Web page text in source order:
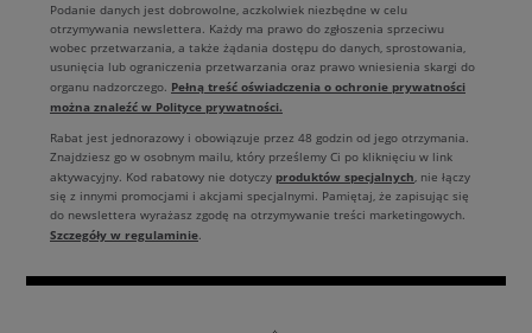
Podanie danych jest dobrowolne, aczkolwiek niezbędne w celu
otrzymywania newslettera. Każdy ma prawo do zgłoszenia sprzeciwu
wobec przetwarzania, a także żądania dostępu do danych, sprostowania,
usunięcia lub ograniczenia przetwarzania oraz prawo wniesienia skargi do
organu nadzorczego. Pełną treść oświadczenia o ochronie prywatności
można znaleźć w Polityce prywatności.
Rabat jest jednorazowy i obowiązuje przez 48 godzin od jego otrzymania.
Znajdziesz go w osobnym mailu, który prześlemy Ci po kliknięciu w link
aktywacyjny. Kod rabatowy nie dotyczy produktów specjalnych, nie łączy
się z innymi promocjami i akcjami specjalnymi. Pamiętaj, że zapisując się
do newslettera wyrażasz zgodę na otrzymywanie treści marketingowych.
Szczegóły w regulaminie.